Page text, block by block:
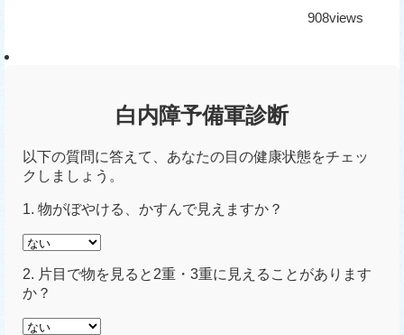
908views
白内障予備軍診断
以下の質問に答えて、あなたの目の健康状態をチェッ
クしましょう。
1. 物がぼやける、かすんで見えますか？
2. 片目で物を見ると2重・3重に見えることがあります
か？